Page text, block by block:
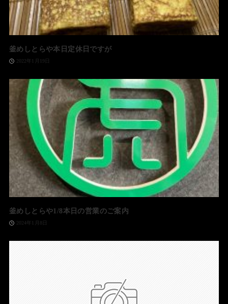
釜めしとらや本日定休日ですが
2022年1月19日
釜めしとらや1/8本日の営業のご案内
2024年1月8日